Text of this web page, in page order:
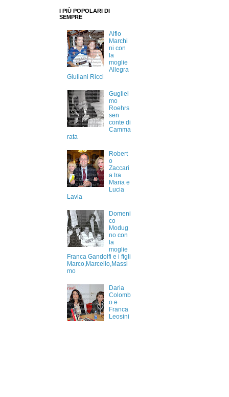
I PIÙ POPOLARI DI
SEMPRE
Alfio
Marchi
ni con
la
moglie
Allegra
Giuliani Ricci
Gugliel
mo
Roehrs
sen
conte di
Camma
rata
Robert
o
Zaccari
a tra
Maria e
Lucia
Lavia
Domeni
co
Modug
no con
la
moglie
Franca Gandolfi e i figli
Marco,Marcello,Massi
mo
Daria
Colomb
o e
Franca
Leosini